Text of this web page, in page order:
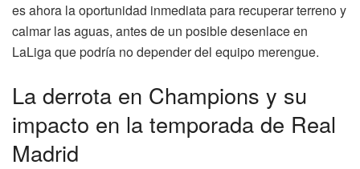
es ahora la oportunidad inmediata para recuperar terreno y
calmar las aguas, antes de un posible desenlace en
LaLiga que podría no depender del equipo merengue.
La derrota en Champions y su
impacto en la temporada de Real
Madrid